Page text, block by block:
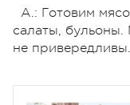
А.: Готовим
салаты,
не привередливы.